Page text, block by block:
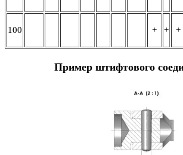
100 + + +
Пример штифтового